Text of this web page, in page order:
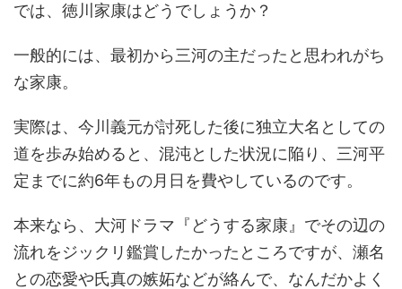
では、徳川家康はどうでしょうか？
一般的には、最初から三河の主だったと思われがち
な家康。
実際は、今川義元が討死した後に独立大名としての
道を歩み始めると、混沌とした状況に陥り、三河平
定までに約6年もの月日を費やしているのです。
本来なら、大河ドラマ『どうする家康』でその辺の
流れをジックリ鑑賞したかったところですが、瀬名
との恋愛や氏真の嫉妬などが絡んで、なんだかよく